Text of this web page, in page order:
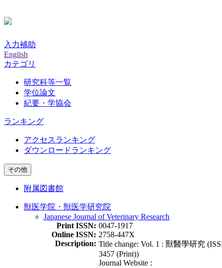
入力補助
English
カテゴリ
研究科等一覧
学位論文
紀要・学協会
ランキング
アクセスランキング
ダウンロードランキング
その他
附属図書館
獣医学院・獣医学研究院
Japanese Journal of Veterinary Research
Print ISSN: 0047-1917
Online ISSN: 2758-447X
Description: Title change: Vol. 1 : 獸醫學研究
3457 (Print))
Journal Website :